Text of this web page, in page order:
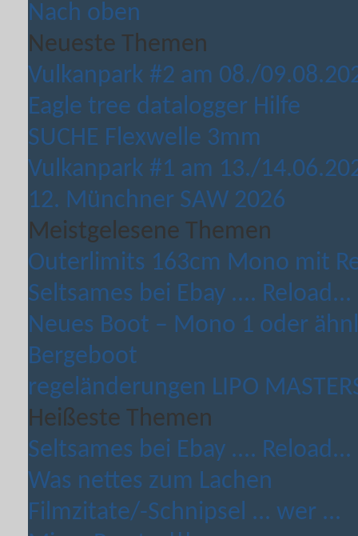
Nach oben
Neueste Themen
Vulkanpark #2 am 08./
Eagle tree datalogger Hilfe
SUCHE Flexwelle 3mm
Vulkanpark #1 am 13./
12. Münchner SAW 2026
Meistgelesene Themen
Outerlimits 163cm Mono mit
Seltsames bei Ebay .... Reload...
Neues Boot – Mono 1 oder
Bergeboot
regeländerungen LIPO
Heißeste Themen
Seltsames bei Ebay .... Reload...
Was nettes zum Lachen
Filmzitate/-Schnipsel ... wer ...